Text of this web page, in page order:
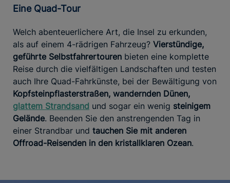
Eine Quad-Tour
Welch abenteuerlichere Art, die Insel zu erkunden,
als auf einem 4-rädrigen Fahrzeug? Vierstündige,
geführte Selbstfahrertouren bieten eine komplette
Reise durch die vielfältigen Landschaften und testen
auch Ihre Quad-Fahrkünste, bei der Bewältigung von
Kopfsteinpflasterstraßen, wandernden Dünen,
glattem Strandsand und sogar ein wenig steinigem
Gelände. Beenden Sie den anstrengenden Tag in
einer Strandbar und tauchen Sie mit anderen
Offroad-Reisenden in den kristallklaren Ozean.